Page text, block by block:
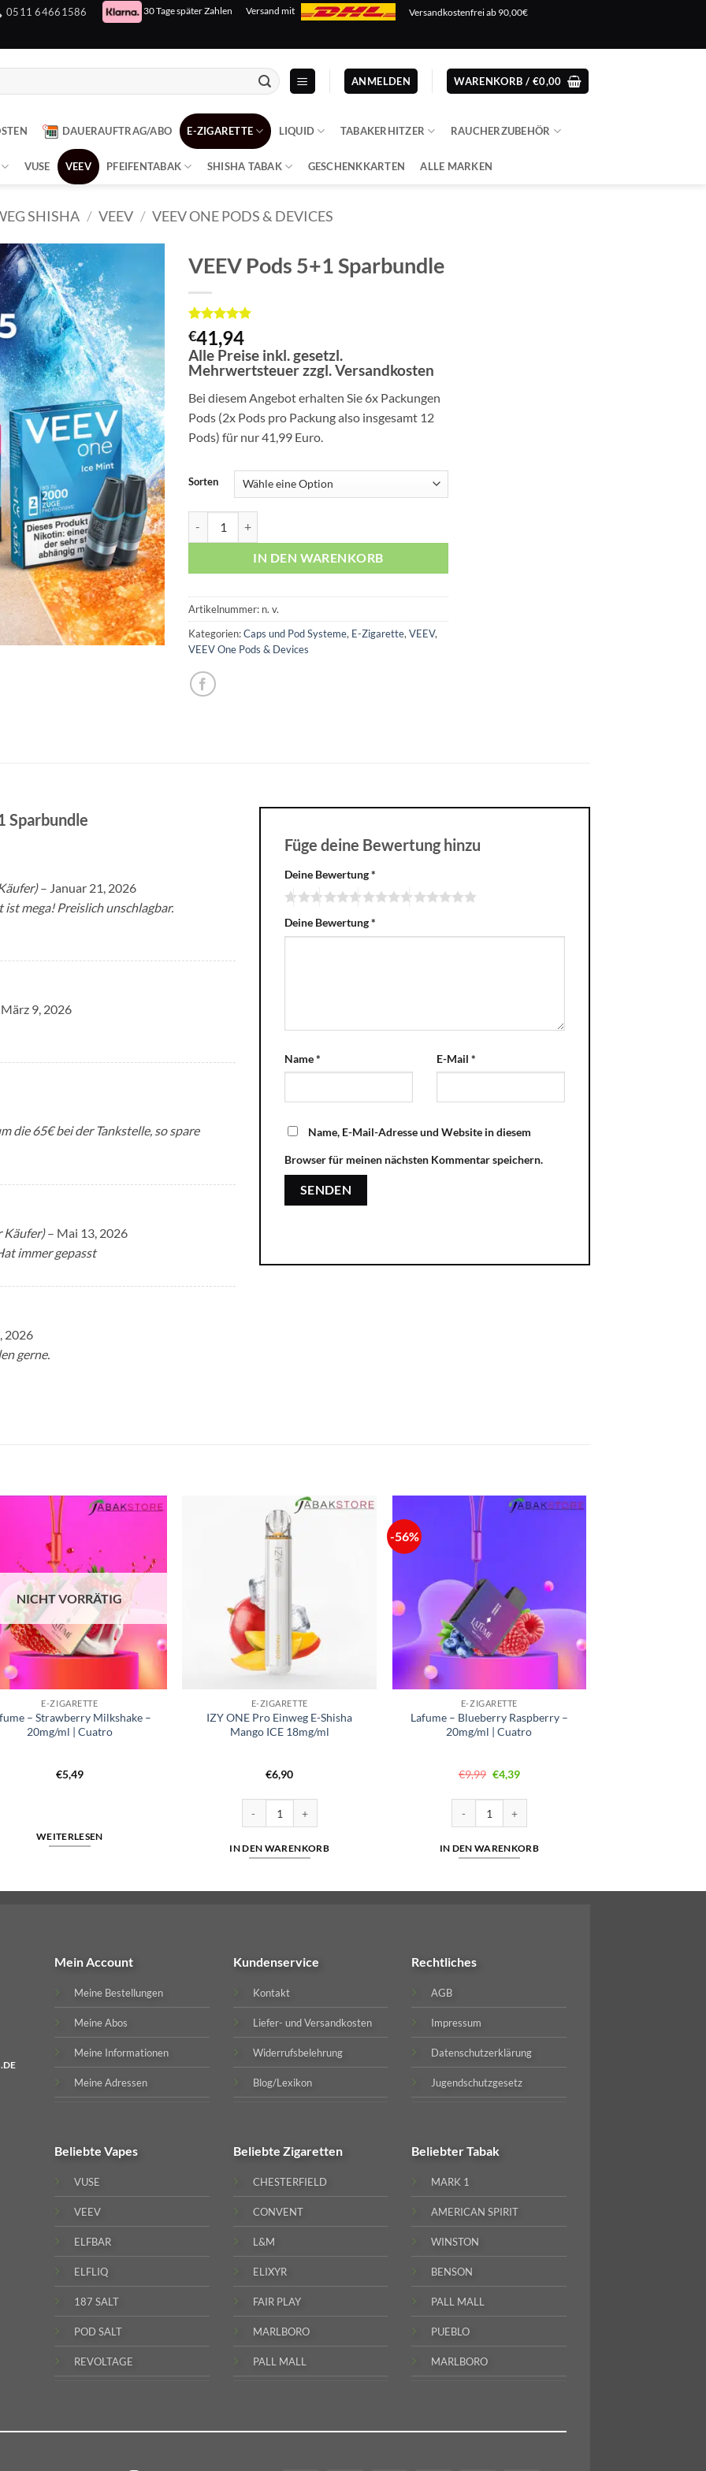
0511 64661586 30 Tage später Zahlen Versand mit Versandkostenfrei ab 90,00€
ANMELDEN WARENKORB / €0,00
DAUERAUFTRAG/ABO E-ZIGARETTE LIQUID TABAKERHITZER RAUCHERZUBEHÖR
VUSE VEEV PFEIFENTABAK SHISHA TABAK GESCHENKKARTEN ALLE MARKEN
SHISHA / VEEV / VEEV ONE PODS & DEVICES
VEEV Pods 5+1 Sparbundle
Bewertet
mit5von
5, basierend
auf
5
€41,94
Alle Preise inkl. gesetzl.
Mehrwertsteuer zzgl. Versandkosten
Bei diesem Angebot erhalten Sie 6x Packungen
Pods (2x Pods pro Packung also insgesamt 12
Pods) für nur 41,99 Euro.
Sorten
IN DEN WARENKORB
Artikelnummer: n. v.
Kategorien:Caps und Pod Systeme, E-Zigarette, VEEV,
VEEV One Pods & Devices
Sparbundle
– Januar 21, 2026
mega! Preislich unschlagbar.
März 9, 2026
die 65€ bei der Tankstelle, so spare
Käufer) – Mai 13, 2026
immer gepasst
2026
gerne.
Füge deine Bewertung hinzu
Deine Bewertung*
Deine Bewertung*
Name* E-Mail *
Name, E-Mail-Adresse und Website in diesem
Browser für meinen nächsten Kommentar speichern.
NICHT VORRÄTIG
E-ZIGARETTE
– Strawberry Milkshake –
20mg/ml | Cuatro
€5,49
WEITERLESEN
E-ZIGARETTE
IZY ONE Pro Einweg E-Shisha
Mango ICE 18mg/ml
€6,90
IN DEN WARENKORB
-56%
E-ZIGARETTE
Lafume – Blueberry Raspberry –
20mg/ml | Cuatro
€9,99 Ursprünglicher
Preis
€4,39Aktueller
IN DEN WARENKORB
Mein Account
Meine Bestellungen
Meine Abos
Meine Informationen
Meine Adressen
Kundenservice
Kontakt
Liefer- und Versandkosten
Widerrufsbelehrung
Blog/Lexikon
Rechtliches
AGB
Impressum
Datenschutzerklärung
Jugendschutzgesetz
BeliebteVapes
VUSE
VEEV
ELFBAR
ELFLIQ
187 SALT
POD SALT
REVOLTAGE
Beliebte Zigaretten
CHESTERFIELD
CONVENT
L&M
ELIXYR
FAIR PLAY
MARLBORO
PALL MALL
BeliebterTabak
MARK 1
AMERICAN SPIRIT
WINSTON
BENSON
PALL MALL
PUEBLO
MARLBORO